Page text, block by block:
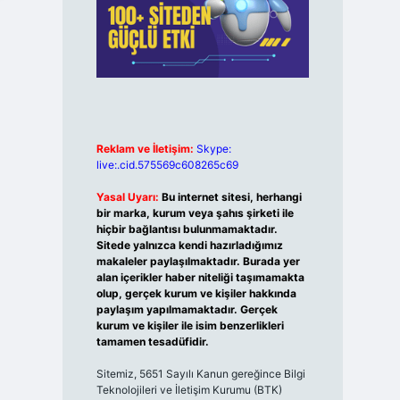
Reklam ve İletişim: Skype:
live:.cid.575569c608265c69
Yasal Uyarı: Bu internet sitesi, herhangi
bir marka, kurum veya şahıs şirketi ile
hiçbir bağlantısı bulunmamaktadır.
Sitede yalnızca kendi hazırladığımız
makaleler paylaşılmaktadır. Burada yer
alan içerikler haber niteliği taşımamakta
olup, gerçek kurum ve kişiler hakkında
paylaşım yapılmamaktadır. Gerçek
kurum ve kişiler ile isim benzerlikleri
tamamen tesadüfidir.
Sitemiz, 5651 Sayılı Kanun gereğince Bilgi
Teknolojileri ve İletişim Kurumu (BTK)